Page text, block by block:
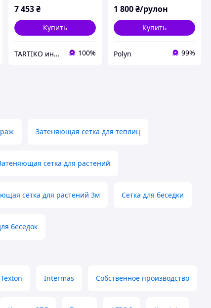
7 453 ₴
Купить
TARTIKO интернет магазин для дома и дачи 100%
1 800₴/рулон
Купить
Polyn 99%
Затеняющая сетка для теплиц
сетка для растений
сетка для растений 3м Сетка для беседки
беседок
Texton Intermas Собственное производство